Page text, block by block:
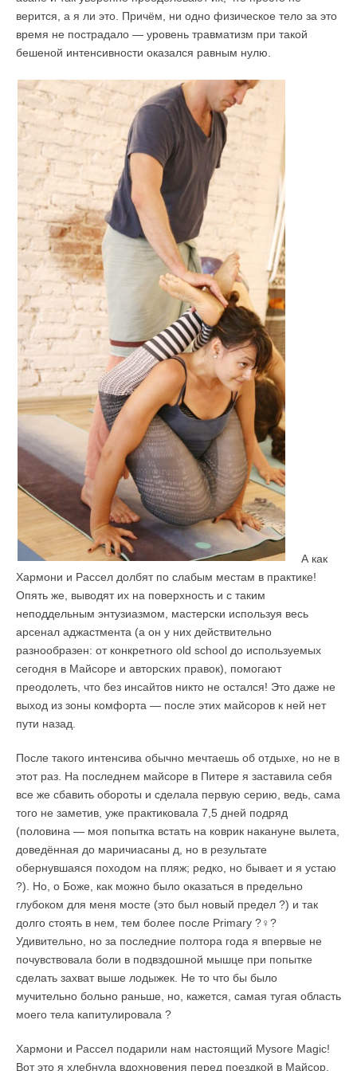
верится, а я ли это. Причём, ни одно физическое тело за это
время не пострадало — уровень травматизм при такой
бешеной интенсивности оказался равным нулю.
А как
Хармони и Рассел долбят по слабым местам в практике!
Опять же, выводят их на поверхность и с таким
неподдельным энтузиазмом, мастерски используя весь
арсенал аджастмента (а он у них действительно
разнообразен: от конкретного old school до используемых
сегодня в Майсоре и авторских правок), помогают
преодолеть, что без инсайтов никто не остался! Это даже не
выход из зоны комфорта — после этих майсоров к ней нет
пути назад.
После такого интенсива обычно мечтаешь об отдыхе, но не в
этот раз. На последнем майсоре в Питере я заставила себя
все же сбавить обороты и сделала первую серию, ведь, сама
того не заметив, уже практиковала 7,5 дней подряд
(половина — моя попытка встать на коврик накануне вылета,
доведённая до маричиасаны д, но в результате
обернувшаяся походом на пляж; редко, но бывает и я устаю
?). Но, о Боже, как можно было оказаться в предельно
глубоком для меня мосте (это был новый предел ?) и так
долго стоять в нем, тем более после Primary ?‍♀️?
Удивительно, но за последние полтора года я впервые не
почувствовала боли в подвздошной мышце при попытке
сделать захват выше лодыжек. Не то что бы было
мучительно больно раньше, но, кажется, самая тугая область
моего тела капитулировала ?
Хармони и Рассел подарили нам настоящий Mysore Magic!
Вот это я хлебнула вдохновения перед поездкой в Майсор,